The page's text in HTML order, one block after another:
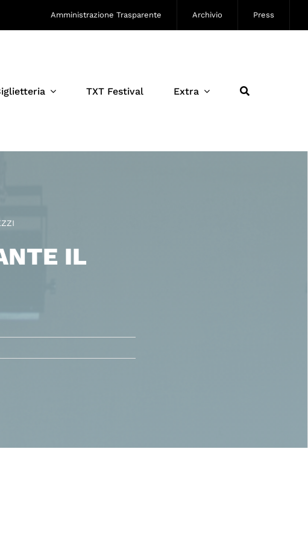
Amministrazione Trasparente Archivio Press
TXT Festival Extra
IL